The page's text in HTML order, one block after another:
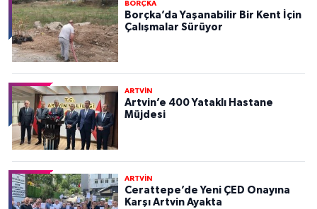
BORÇKA
Borçka’da Yaşanabilir Bir Kent İçin
Çalışmalar Sürüyor
ARTVİN
Artvin’e 400 Yataklı Hastane
Müjdesi
ARTVİN
Cerattepe’de Yeni ÇED Onayına
Karşı Artvin Ayakta